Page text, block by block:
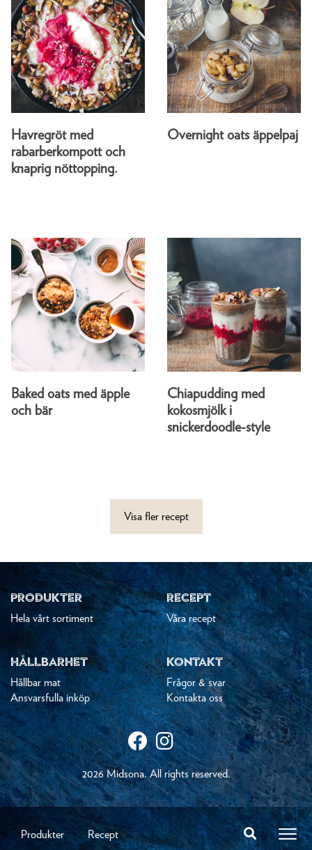
Produkter Recept
Havregröt med
rabarberkompott och
knaprig nöttopping.
Overnight oats äppelpaj
Baked oats med äpple
och bär
Chiapudding med
kokosmjölk i
snickerdoodle-style
Visa fler recept
PRODUKTER
Hela vårt sortiment
RECEPT
Våra recept
HÅLLBARHET
Hållbar mat
Ansvarsfulla inköp
KONTAKT
Frågor & svar
Kontakta oss
2026 Midsona. All rights reserved.